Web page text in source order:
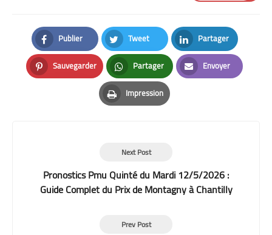
Publier
Facebook
Tweet
Twitter
Partager
LinkedIn
Sauvegarder
Pinterest
Partager
Whatsapp
Envoyer
Email
Impression
Print
Next Post
Pronostics Pmu Quinté du Mardi 12/5/2026 :
Guide Complet du Prix de Montagny à Chantilly
Prev Post